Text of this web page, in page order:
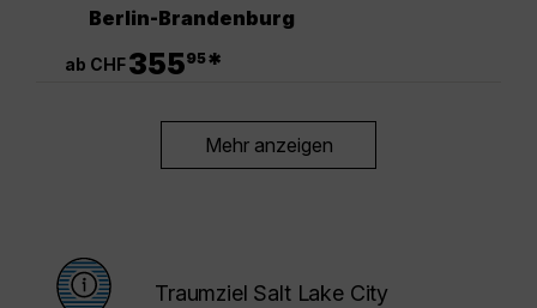
Berlin-Brandenburg
ab CHF35595*
Mehr anzeigen
Traumziel Salt Lake City